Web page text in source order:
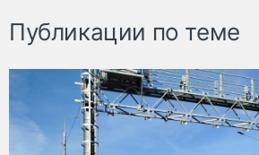
Публикации по теме